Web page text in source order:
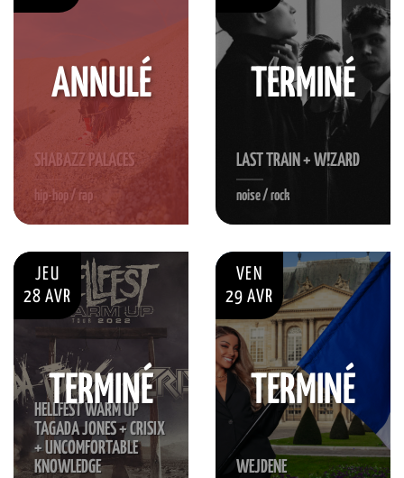
SHABAZZ PALACES
hip-hop / rap
ANNULÉ
LAST TRAIN + W!ZARD
noise / rock
TERMINÉ
JEU
28 AVR
HELLFEST WARM UP
TAGADA JONES + CRISIX
+ UNCOMFORTABLE
KNOWLEDGE
TERMINÉ
VEN
29 AVR
WEJDENE
TERMINÉ